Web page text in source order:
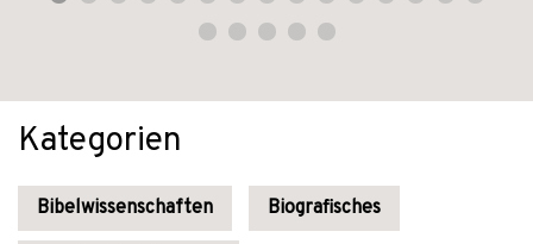
Kategorien
Bibelwissenschaften Biografisches